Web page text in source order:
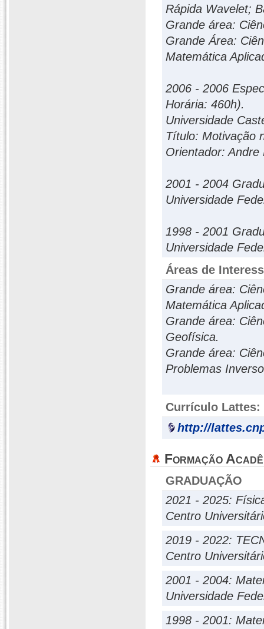
Rápida Wavelet;
Grande área:
Grande Área:
Matemática
2006 - 2006
Horária: 460h).
Universidade
Título: Motivação
Orientador: Andre
2001 - 2004
Universidade
1998 - 2001
Universidade
Áreas de
Grande área:
Matemática
Grande área:
Geofísica.
Grande área:
Problemas
Currículo Lattes:
http://
Formação
GRADUAÇÃO
2021 - 2025:
Centro
2019 - 2022:
Centro
2001 - 2004:
Universidade
1998 - 2001: